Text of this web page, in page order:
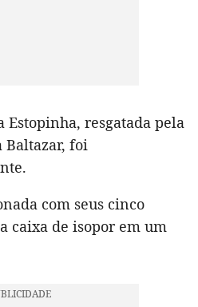
Estopinha, resgatada pela
Baltazar, foi
com seus cinco
caixa de isopor em um